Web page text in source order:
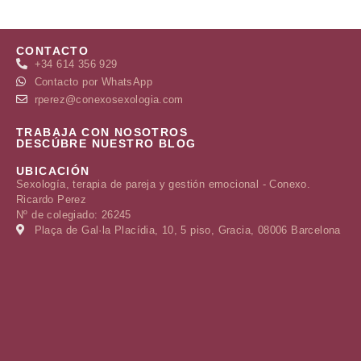
CONTACTO
+34 614 356 929
Contacto por WhatsApp
rperez@conexosexologia.com
TRABAJA CON NOSOTROS
DESCÚBRE NUESTRO BLOG
UBICACIÓN
Sexología, terapia de pareja y gestión emocional - Conexo.
Ricardo Perez
Nº de colegiado: 26245
Plaça de Gal·la Placídia, 10, 5 piso, Gracia, 08006 Barcelona